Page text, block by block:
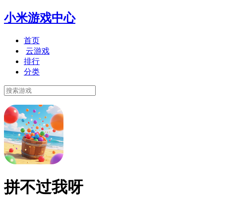
小米游戏中心
首页
云游戏
排行
分类
拼不过我呀